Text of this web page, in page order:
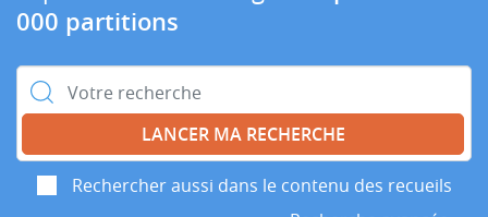
000 partitions
Rechercher :
Rechercher aussi dans le contenu des recueils